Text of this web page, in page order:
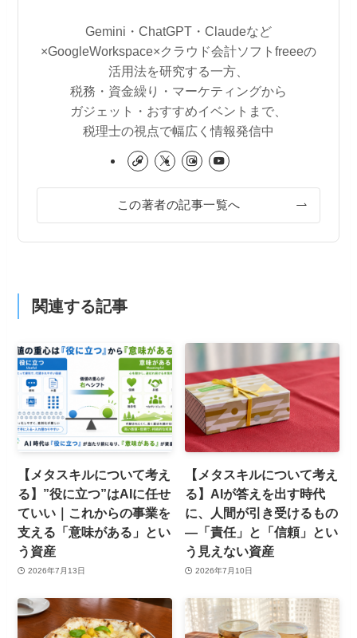
Gemini・ChatGPT・Claudeなど
×GoogleWorkspace×クラウド会計ソフトfreeeの
活用法を研究する一方、
税務・資金繰り・マーケティングから
ガジェット・おすすめイベントまで、
税理士の視点で幅広く情報発信中
この著者の記事一覧へ
関連する記事
【メタスキルについて考え
る】”役に立つ”はAIに任せ
ていい｜これからの事業を
支える「意味がある」とい
う資産
2026年7月13日
【メタスキルについて考え
る】AIが答えを出す時代
に、人間が引き受けるもの
—「責任」と「信頼」とい
う見えない資産
2026年7月10日